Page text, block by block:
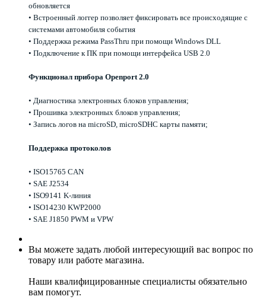
обновляется
• Встроенный логгер позволяет фиксировать все происходящие с
системами автомобиля события
• Поддержка режима PassThru при помощи Windows DLL
• Подключение к ПК при помощи интерфейса USB 2.0
Функционал прибора Openport 2.0
• Диагностика электронных блоков управления;
• Прошивка электронных блоков управления;
• Запись логов на microSD, microSDHC карты памяти;
Поддержка протоколов
• ISO15765 CAN
• SAE J2534
• ISO9141 K-линия
• ISO14230 KWP2000
• SAE J1850 PWM и VPW
Вы можете задать любой интересующий вас вопрос по
товару или работе магазина.
Наши квалифицированные специалисты обязательно
вам помогут.